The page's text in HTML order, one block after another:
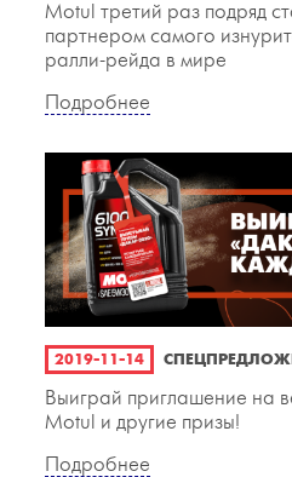
Motul третий раз подряд
партнером самого
ралли-рейда в мире
Подробнее
2019-11-14
Выиграй приглашение на
Motul и другие призы!
Подробнее